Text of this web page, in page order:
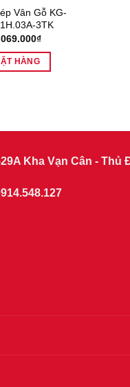
Vân Gỗ KG-
3TK
₫
HÀNG
Kha Vạn Cân - Thủ